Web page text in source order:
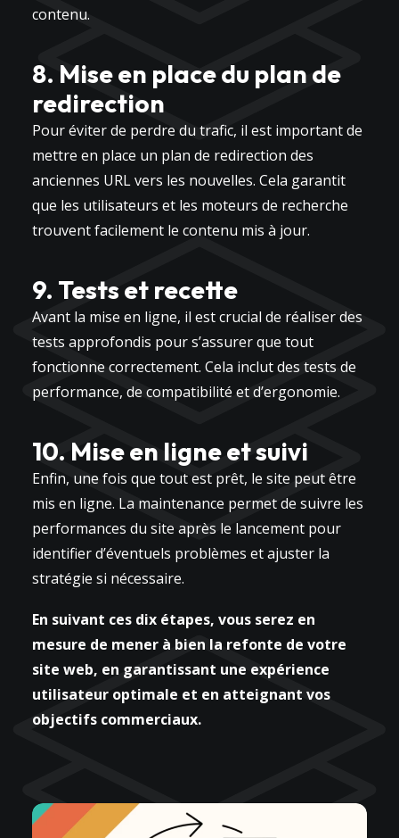
contenu.
8. Mise en place du plan de
redirection
Pour éviter de perdre du trafic, il est important de
mettre en place un plan de redirection des
anciennes URL vers les nouvelles. Cela garantit
que les utilisateurs et les moteurs de recherche
trouvent facilement le contenu mis à jour.
9. Tests et recette
Avant la mise en ligne, il est crucial de réaliser des
tests approfondis pour s’assurer que tout
fonctionne correctement. Cela inclut des tests de
performance, de compatibilité et d’ergonomie.
10. Mise en ligne et suivi
Enfin, une fois que tout est prêt, le site peut être
mis en ligne. La maintenance permet de suivre les
performances du site après le lancement pour
identifier d’éventuels problèmes et ajuster la
stratégie si nécessaire.
En suivant ces dix étapes, vous serez en
mesure de mener à bien la refonte de votre
site web, en garantissant une expérience
utilisateur optimale et en atteignant vos
objectifs commerciaux.